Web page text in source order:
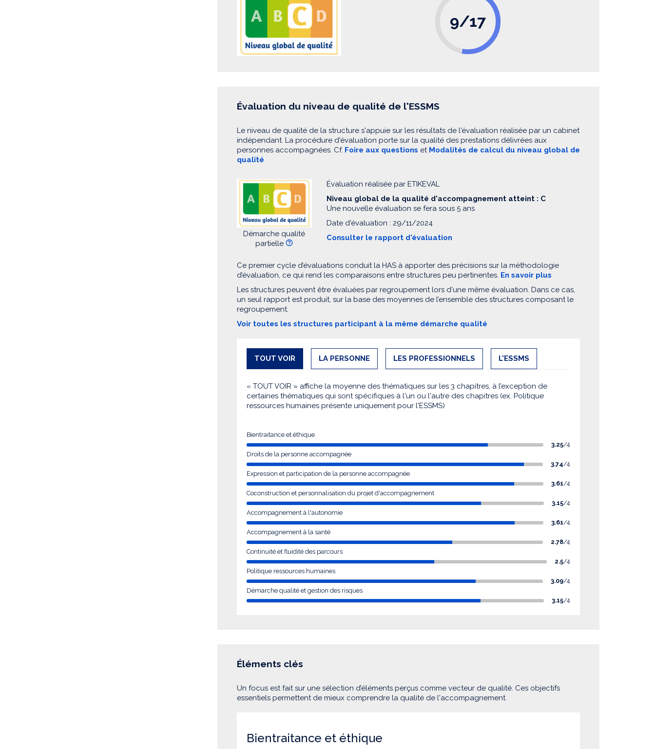
9/17
Évaluation du niveau de qualité de l'ESSMS
Le niveau de qualité de la structure s'appuie sur les résultats de l'évaluation réalisée par un cabinet
indépendant. La procédure d'évaluation porte sur la qualité des prestations délivrées aux
personnes accompagnées. Cf. Foire aux questions et Modalités de calcul du niveau global de
qualité
Démarche qualité
partielle
Évaluation réalisée par ETIKEVAL
Niveau global de la qualité d'accompagnement atteint : C
Une nouvelle évaluation se fera sous 5 ans
Date d'évaluation : 29/11/2024
Consulter le rapport d'évaluation
Ce premier cycle d’évaluations conduit la HAS à apporter des précisions sur la méthodologie
d’évaluation, ce qui rend les comparaisons entre structures peu pertinentes. En savoir plus
Les structures peuvent être évaluées par regroupement lors d'une même évaluation. Dans ce cas,
un seul rapport est produit, sur la base des moyennes de l’ensemble des structures composant le
regroupement.
Voir toutes les structures participant à la même démarche qualité
TOUT VOIR LA PERSONNE LES PROFESSIONNELS L'ESSMS
« TOUT VOIR » affiche la moyenne des thématiques sur les 3 chapitres, à l’exception de
certaines thématiques qui sont spécifiques à l'un ou l'autre des chapitres (ex. Politique
ressources humaines présente uniquement pour l'ESSMS)
Bientraitance et éthique
3.25/4
Droits de la personne accompagnée
3.74/4
Expression et participation de la personne accompagnée
3.61/4
Coconstruction et personnalisation du projet d'accompagnement
3.15/4
Accompagnement à l'autonomie
3.61/4
Accompagnement à la santé
2.78/4
Continuité et fluidité des parcours
2.5/4
Politique ressources humaines
3.09/4
Démarche qualité et gestion des risques
3.15/4
Éléments clés
Un focus est fait sur une sélection d’éléments perçus comme vecteur de qualité. Ces objectifs
essentiels permettent de mieux comprendre la qualité de l'accompagnement.
Bientraitance et éthique